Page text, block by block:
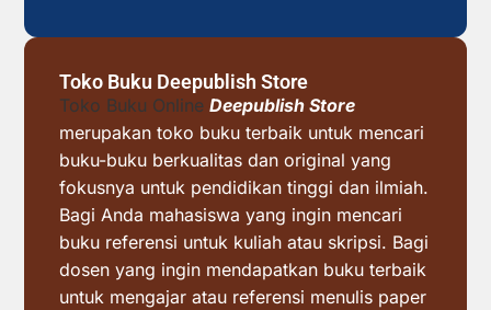
Toko Buku Deepublish Store
Toko Buku Online Deepublish Store
merupakan toko buku terbaik untuk mencari
buku-buku berkualitas dan original yang
fokusnya untuk pendidikan tinggi dan ilmiah.
Bagi Anda mahasiswa yang ingin mencari
buku referensi untuk kuliah atau skripsi. Bagi
dosen yang ingin mendapatkan buku terbaik
untuk mengajar atau referensi menulis paper